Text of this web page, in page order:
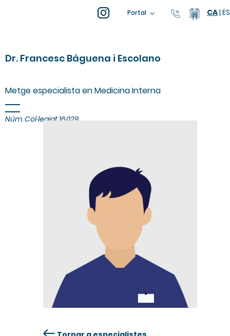
Portal 93 805 04
CA| ES
Dr. Francesc Báguena i Escolano
Metge especialista en Medicina Interna
Núm. Col·legiat 16.029